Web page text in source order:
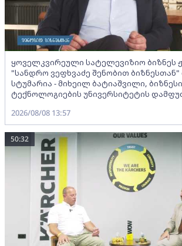
ყოველკვირეული სატელევიზიო ბიზნეს
"სანდრო ვეფხვაძე შენობით
სტუმარია - მიხეილ ბატიაშვილი,
ტექნოლოგიების უნივერსიტეტის
2026/08/08 13:57
50:32